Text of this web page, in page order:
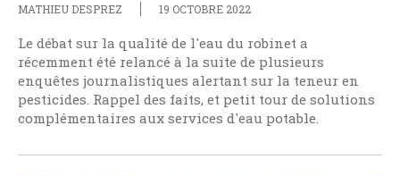
MATHIEU DESPREZ 19 OCTOBRE 2022
Le débat sur la qualité de l'eau du robinet a
récemment été relancé à la suite de plusieurs
enquêtes journalistiques alertant sur la teneur en
pesticides. Rappel des faits, et petit tour de solutions
complémentaires aux services d'eau potable.